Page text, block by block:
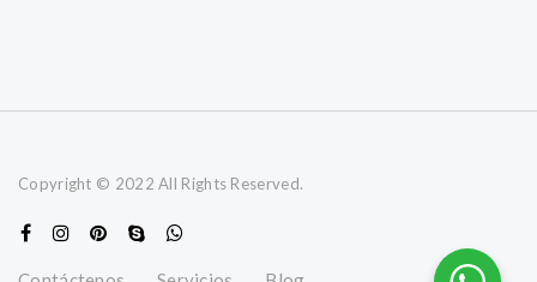
Copyright © 2022 All Rights Reserved.